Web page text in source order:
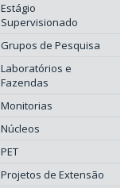
Estágio
Supervisionado
Grupos de Pesquisa
Laboratórios e
Fazendas
Monitorias
Núcleos
PET
Projetos de Extensão